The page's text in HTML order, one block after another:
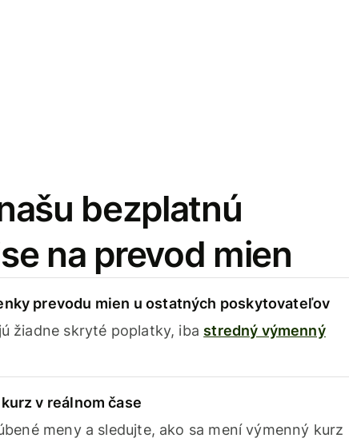
bezplatnú
na prevod mien
prevodu mien u ostatných poskytovateľov
žiadne skryté poplatky, iba stredný výmenný
v reálnom čase
meny a sledujte, ako sa mení výmenný kurz